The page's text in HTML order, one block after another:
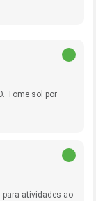
Tome sol por
para atividades ao